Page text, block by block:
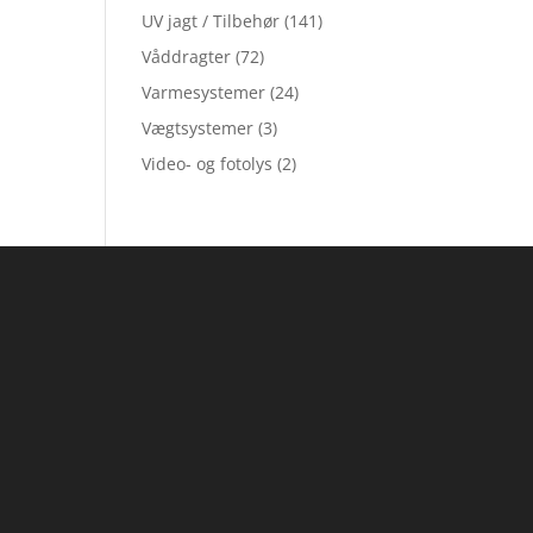
UV jagt / Tilbehør (141)
Våddragter (72)
Varmesystemer (24)
Vægtsystemer (3)
Video- og fotolys (2)